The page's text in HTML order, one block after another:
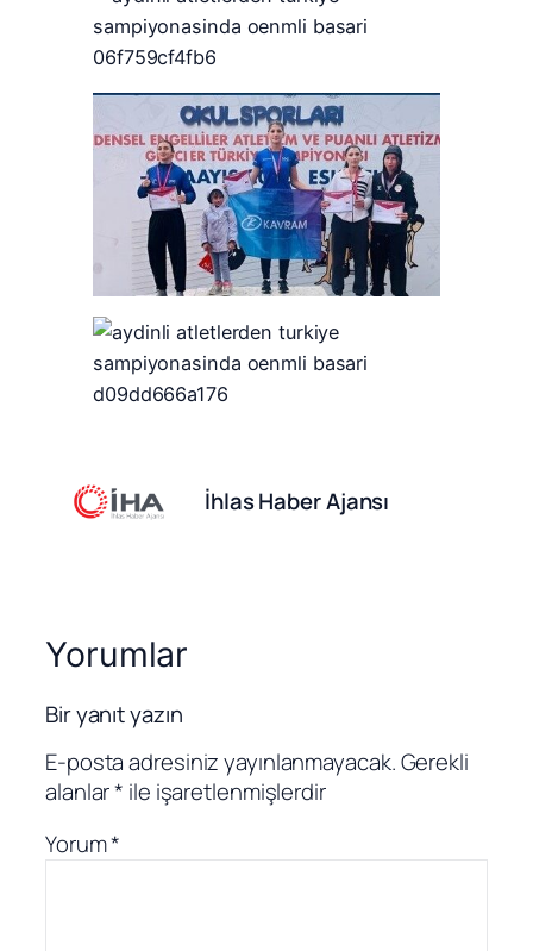
İhlas Haber Ajansı
Yorumlar
Bir yanıt yazın
E-posta adresiniz yayınlanmayacak.Gerekli
alanlar* ile işaretlenmişlerdir
Yorum*